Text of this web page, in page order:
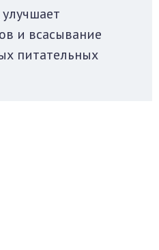
и всасывание
питательных